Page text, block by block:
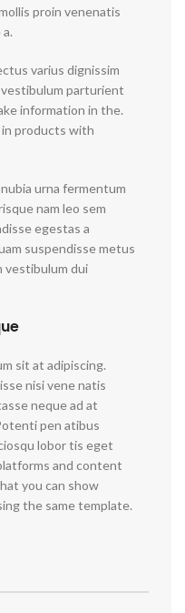
proin venenatis
varius dignissim
parturient
information in the.
products with
urna fermentum
nam leo sem
egestas a
suspendisse metus
vestibulum dui
sit at adipiscing.
nisi vene natis
neque ad at
pen atibus
lobor tis eget
and content
you can show
the same template.